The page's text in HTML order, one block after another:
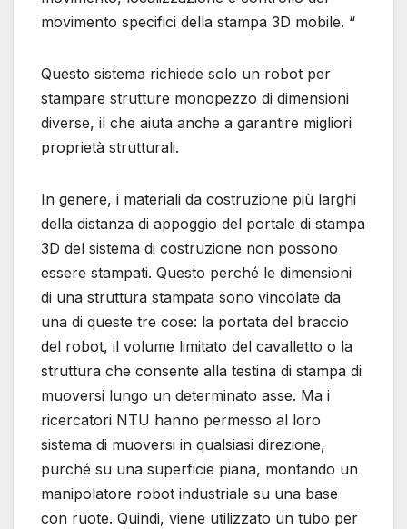
movimento specifici della stampa 3D mobile. “
Questo sistema richiede solo un robot per
stampare strutture monopezzo di dimensioni
diverse, il che aiuta anche a garantire migliori
proprietà strutturali.
In genere, i materiali da costruzione più larghi
della distanza di appoggio del portale di stampa
3D del sistema di costruzione non possono
essere stampati. Questo perché le dimensioni
di una struttura stampata sono vincolate da
una di queste tre cose: la portata del braccio
del robot, il volume limitato del cavalletto o la
struttura che consente alla testina di stampa di
muoversi lungo un determinato asse. Ma i
ricercatori NTU hanno permesso al loro
sistema di muoversi in qualsiasi direzione,
purché su una superficie piana, montando un
manipolatore robot industriale su una base
con ruote. Quindi, viene utilizzato un tubo per